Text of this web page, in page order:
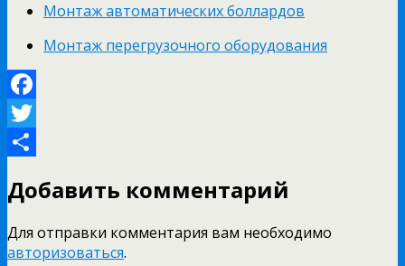
Монтаж автоматических боллардов
Монтаж перегрузочного оборудования
Facebook
Twitter
Добавить комментарий
Для отправки комментария вам необходимо
авторизоваться.